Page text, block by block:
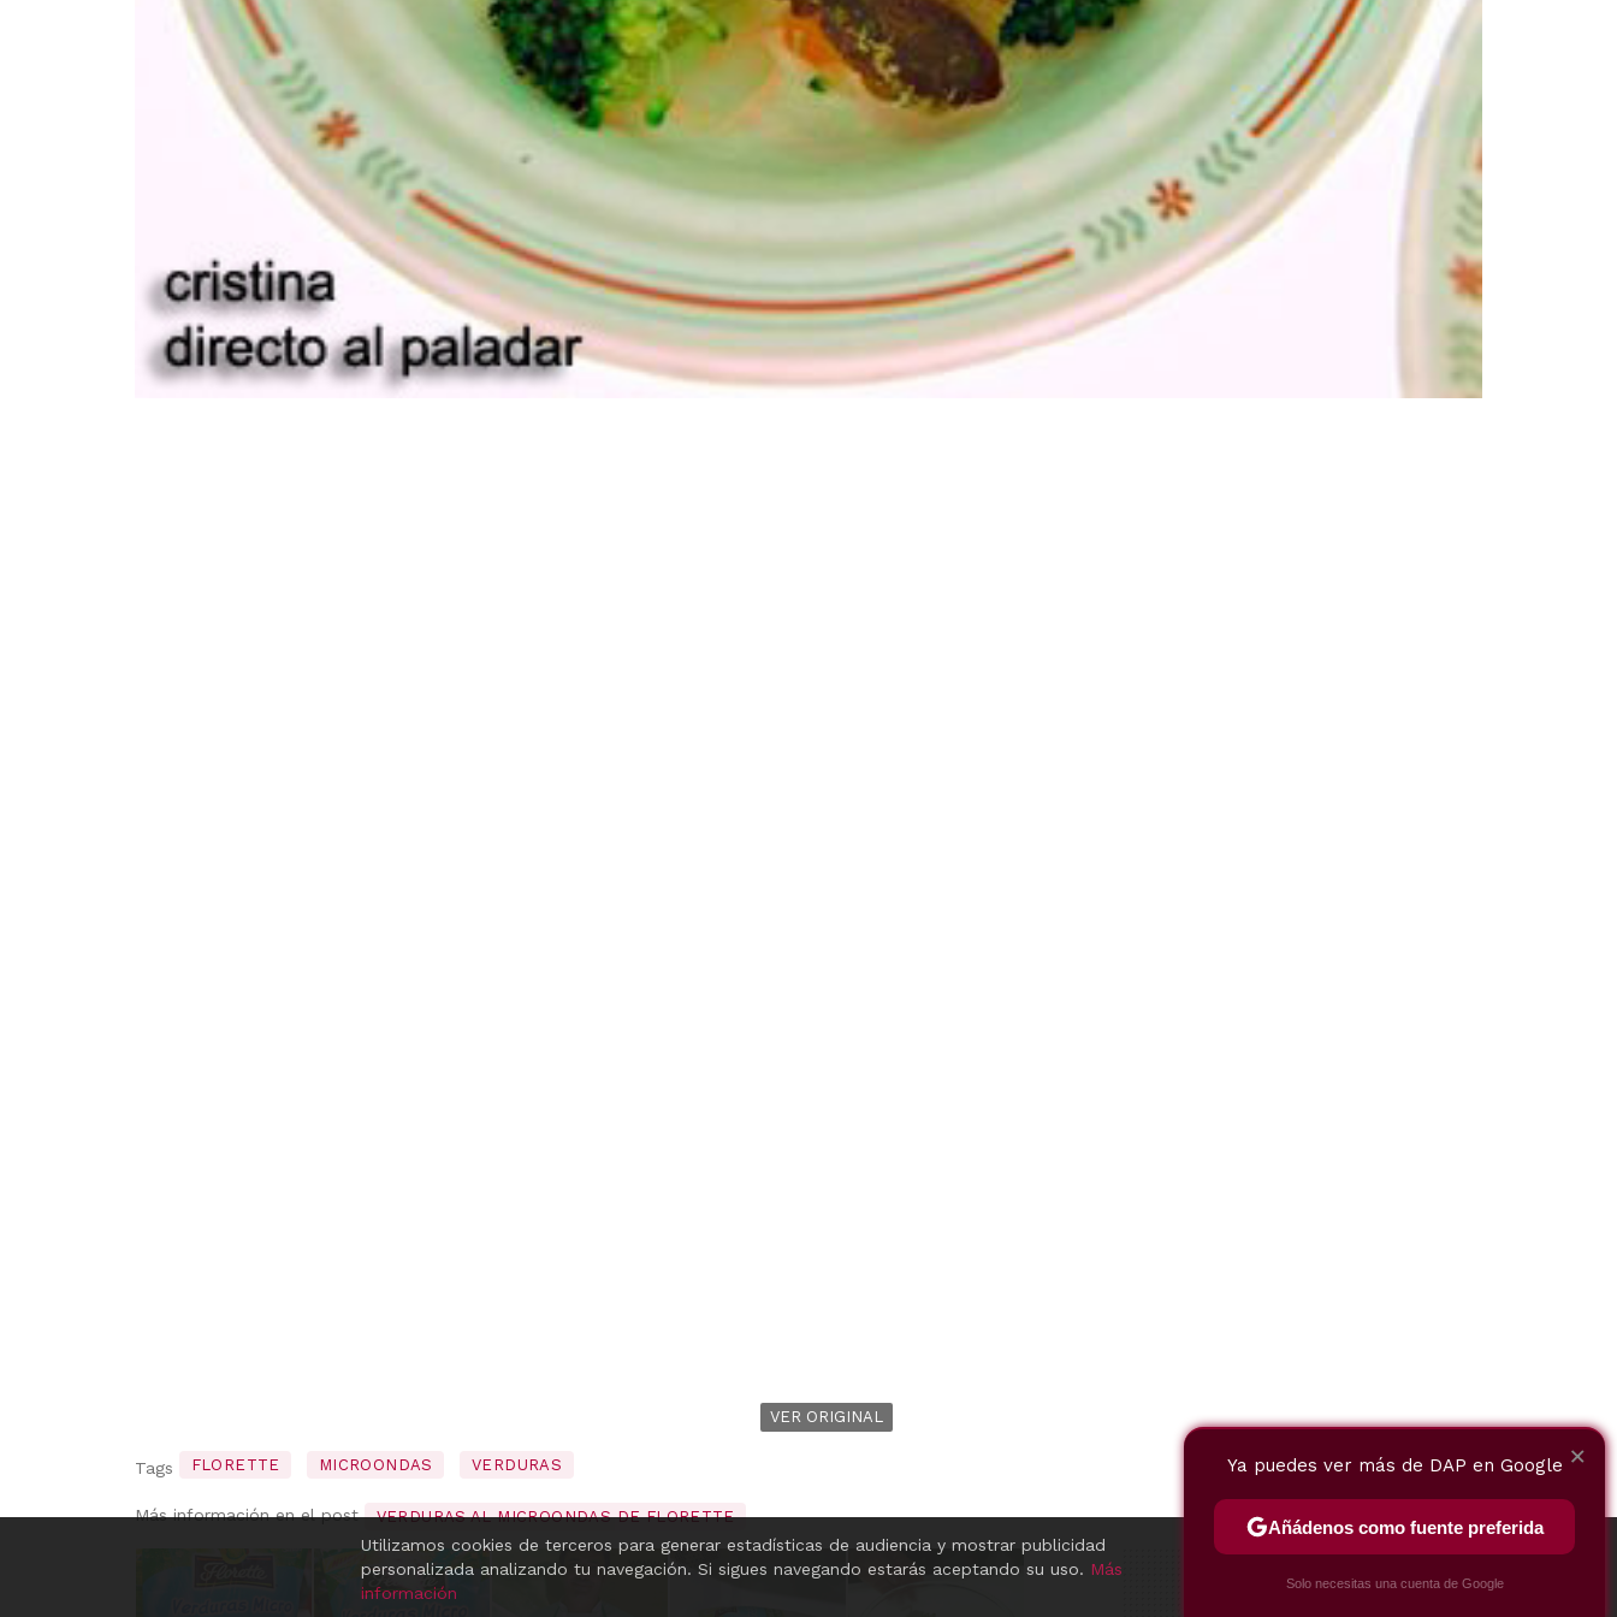
VER ORIGINAL
TWEET
Tags FLORETTE MICROONDAS VERDURAS
Más información en el post VERDURAS AL MICROONDAS DE FLORETTE
Utilizamos cookies de terceros para generar estadísticas de audiencia y mostrar publicidad
personalizada analizando tu navegación. Si sigues navegando estarás aceptando su uso. Más
información
×
Ya puedes ver más de DAP en Google
Añádenos como fuente preferida
Solo necesitas una cuenta de Google